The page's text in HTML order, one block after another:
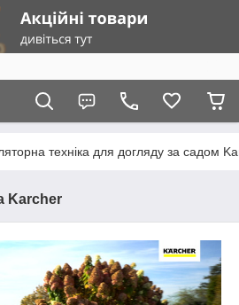
техніка для догляду за садом
Karcher